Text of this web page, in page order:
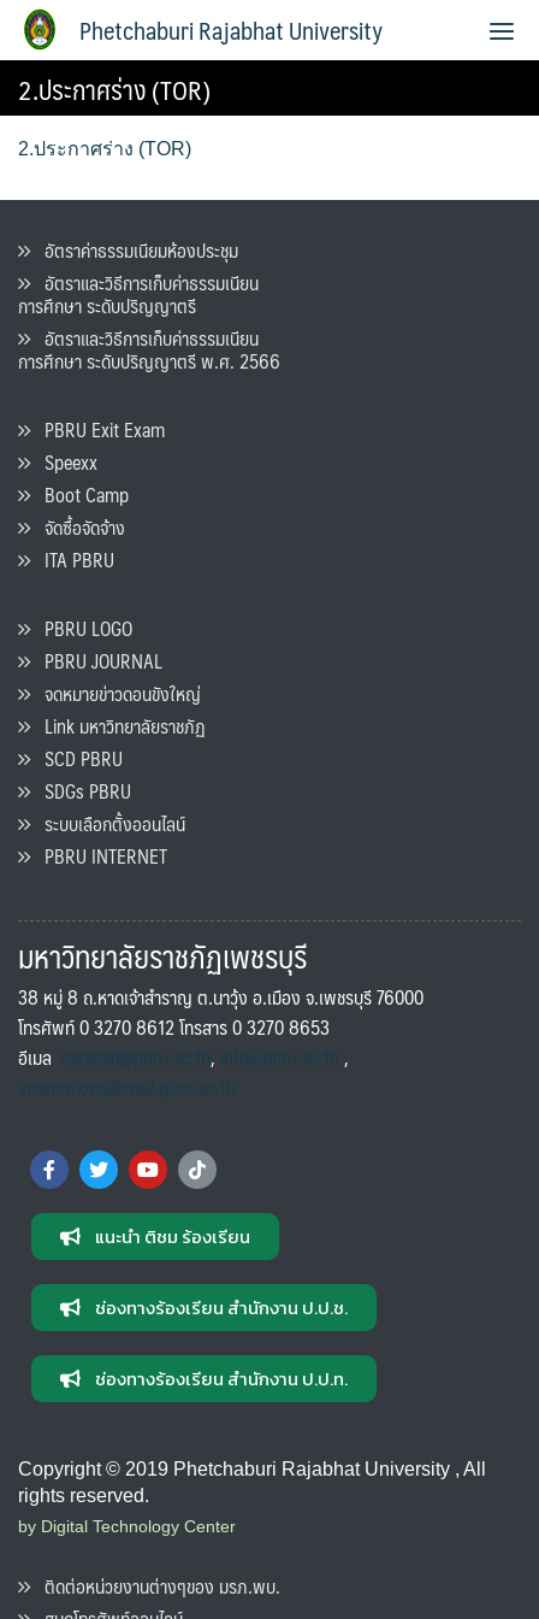
Phetchaburi Rajabhat University
2.ประกาศร่าง (TOR)
2.ประกาศร่าง (TOR)
อัตราค่าธรรมเนียมห้องประชุม
อัตราและวิธีการเก็บค่าธรรมเนียน
การศึกษา ระดับปริญญาตรี
อัตราและวิธีการเก็บค่าธรรมเนียน
การศึกษา ระดับปริญญาตรี พ.ศ. 2566
PBRU Exit Exam
Speexx
Boot Camp
จัดซื้อจัดจ้าง
ITA PBRU
PBRU LOGO
PBRU JOURNAL
จดหมายข่าวดอนขังใหญ่
Link มหาวิทยาลัยราชภัฏ
SCD PBRU
SDGs PBRU
ระบบเลือกตั้งออนไลน์
PBRU INTERNET
มหาวิทยาลัยราชภัฏเพชรบุรี
38 หมู่ 8 ถ.หาดเจ้าสำราญ ต.นาวุ้ง อ.เมือง จ.เพชรบุรี 76000
โทรศัพท์ 0 3270 8612 โทรสาร 0 3270 8653
อีเมล saraban@pbru.ac.th, info@pbru.ac.th,
international@mail.pbru.ac.th
แนะนำ ติชม ร้องเรียน
ช่องทางร้องเรียน สำนักงาน ป.ป.ช.
ช่องทางร้องเรียน สำนักงาน ป.ป.ท.
Copyright © 2019 Phetchaburi Rajabhat University , All
rights reserved.
by Digital Technology Center
ติดต่อหน่วยงานต่างๆของ มรภ.พบ.